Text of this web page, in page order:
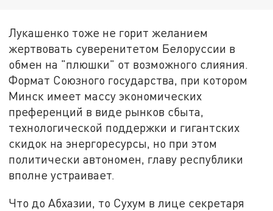
Лукашенко тоже не горит желанием
жертвовать суверенитетом Белоруссии в
обмен на "плюшки" от возможного слияния.
Формат Союзного государства, при котором
Минск имеет массу экономических
преференций в виде рынков сбыта,
технологической поддержки и гигантских
скидок на энергоресурсы, но при этом
политически автономен, главу республики
вполне устраивает.
Что до Абхазии, то Сухум в лице секретаря